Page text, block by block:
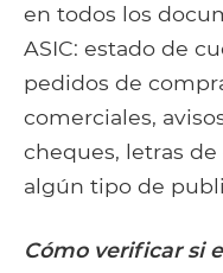
en todos los
ASIC: estado de
pedidos de
comerciales,
cheques, letras
algún tipo de
Cómo verificar si